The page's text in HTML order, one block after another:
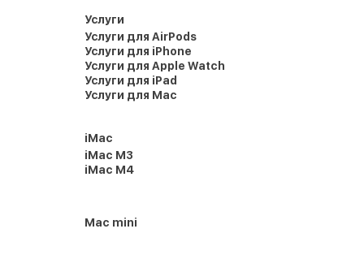
Услуги
Услуги для AirPods
Услуги для iPhone
Услуги для Apple Watch
Услуги для iPad
Услуги для Mac
iMac
iMac M3
iMac M4
Mac mini